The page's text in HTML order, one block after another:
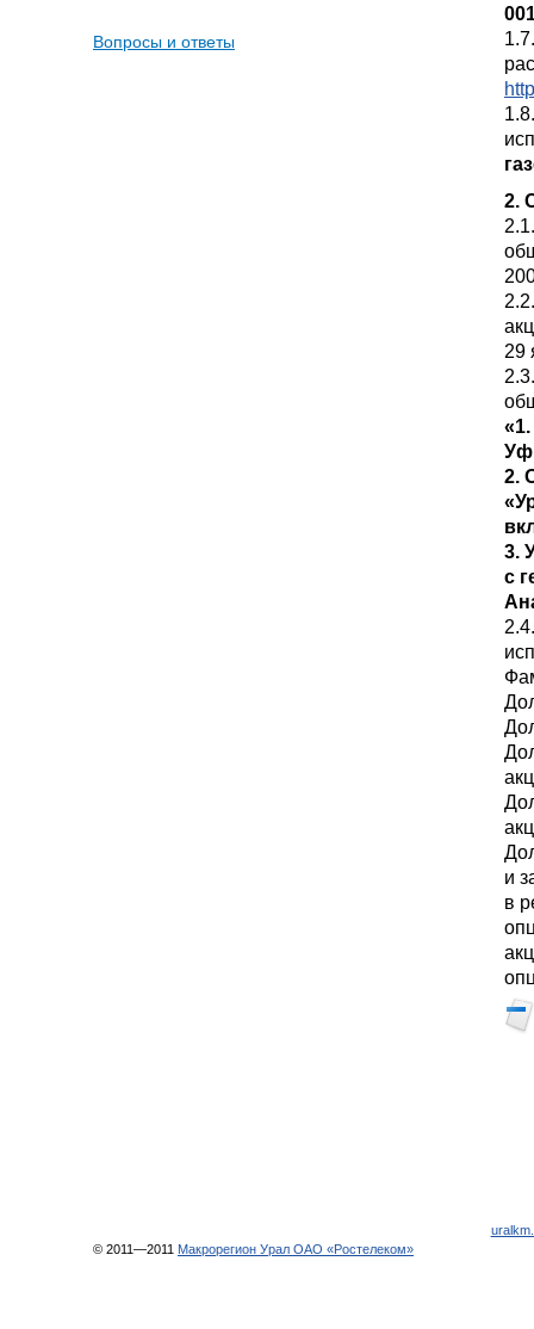
Вопросы и ответы
2.
29
2.
3.
с
и
в
© 2011—2011 Макрорегион Урал ОАО «Ростелеком»